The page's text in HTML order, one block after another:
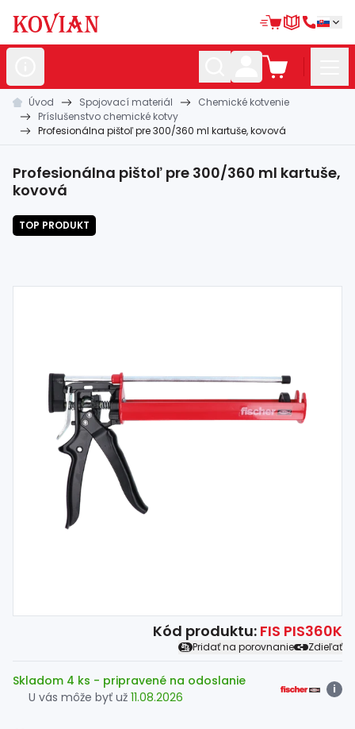
Nerezovépolotovary
Hliníkovépolotovary
Kovanépolotovary
Bránovésystémy
Zľava
Úvod Spojovací materiál
Chemické kotvenie
Príslušenstvo chemické kotvy
Profesionálna pištoľ pre 300/360 ml kartuše, kovová
Profesionálna pištoľ pre 300/360 ml kartuše,
kovová
TOP PRODUKT
Kód produktu: FIS PIS360K
Pridať na porovnanie Zdieľať
Skladom 4 ks - pripravené na odoslanie
U vás môže byť už 11.08.2026
i